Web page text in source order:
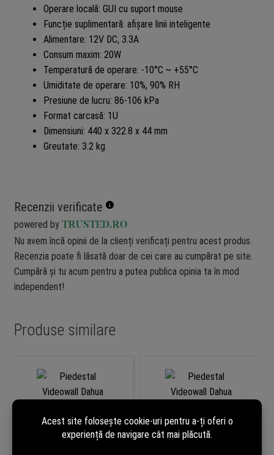
Operare locală: GUI cu suport mouse
Funcție suplimentară: afișare linii inteligente
Alimentare: 12V DC, 3.3A
Consum maxim: 20W
Temperatură de operare: -10°C ~ +55°C
Umiditate de operare: 10%, 90% RH
Presiune de lucru: 86-106 kPa
Format carcasă: 1U
Dimensiuni: 440 x 322.8 x 44 mm
Greutate: 3.2 kg
Recenzii verificate
powered by TRUSTED.RO
Nu avem încă opinii de la clienți verificați pentru acest produs.
Recenzia poate fi lăsată doar de cei care au cumpărat pe site.
Cumpără și tu acum pentru a putea publica opinia ta în mod
independent!
Produse similare